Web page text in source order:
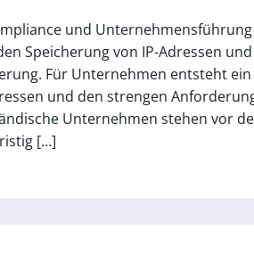
und
Speicherung von IP-Adressen
Für Unternehmen entsteht
und den strengen
Unternehmen stehen vor
[…]